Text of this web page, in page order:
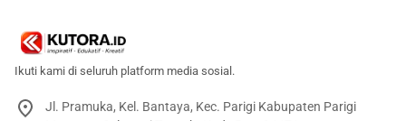
Ikuti kami di seluruh platform media sosial.
Jl. Pramuka, Kel. Bantaya, Kec. Parigi Kabupaten Parigi